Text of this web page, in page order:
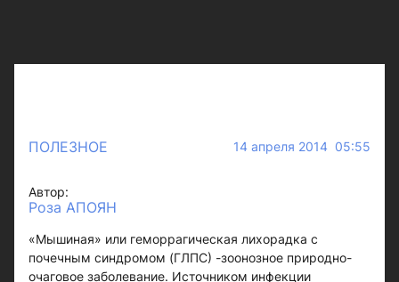
ПОЛЕЗНОЕ 14 апреля 2014 05:55
Автор:
Роза АПОЯН
«Мышиная» или геморрагическая лихорадка с
почечным синдромом (ГЛПС) -зоонозное природно-
очаговое заболевание. Источником инфекции